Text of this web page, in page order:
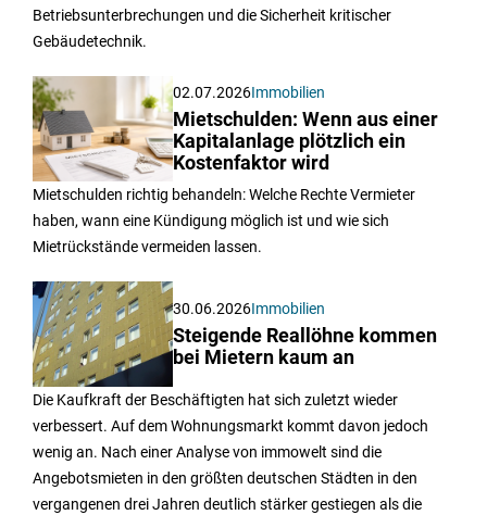
Betriebsunterbrechungen und die Sicherheit kritischer
Gebäudetechnik.
02.07.2026Immobilien
Mietschulden: Wenn aus einer
Kapitalanlage plötzlich ein
Kostenfaktor wird
Mietschulden richtig behandeln: Welche Rechte Vermieter
haben, wann eine Kündigung möglich ist und wie sich
Mietrückstände vermeiden lassen.
30.06.2026Immobilien
Steigende Reallöhne kommen
bei Mietern kaum an
Die Kaufkraft der Beschäftigten hat sich zuletzt wieder
verbessert. Auf dem Wohnungsmarkt kommt davon jedoch
wenig an. Nach einer Analyse von immowelt sind die
Angebotsmieten in den größten deutschen Städten in den
vergangenen drei Jahren deutlich stärker gestiegen als die